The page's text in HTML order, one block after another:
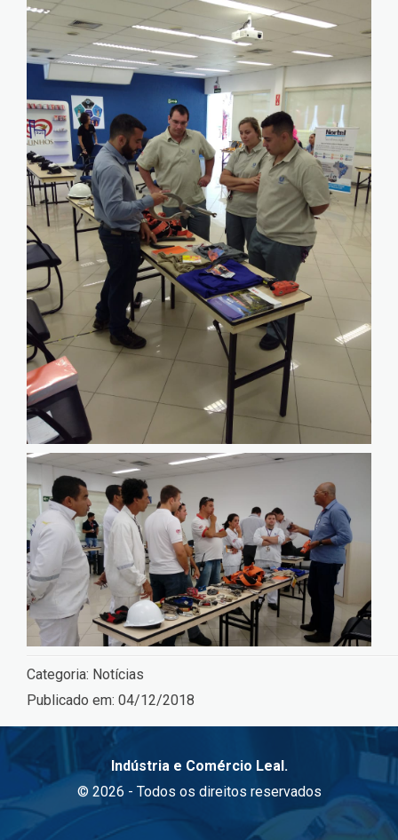
Categoria: Notícias
Publicado em: 04/12/2018
Indústria e Comércio Leal.
© 2026 - Todos os direitos reservados